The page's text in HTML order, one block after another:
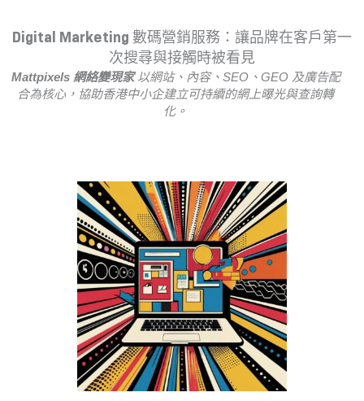
Digital Marketing 數碼營銷服務：讓品牌在客戶第一
次搜尋與接觸時被看見
Mattpixels 網絡變現家以網站、內容、SEO、GEO 及廣告配
合為核心，協助香港中小企建立可持續的網上曝光與查詢轉
化。